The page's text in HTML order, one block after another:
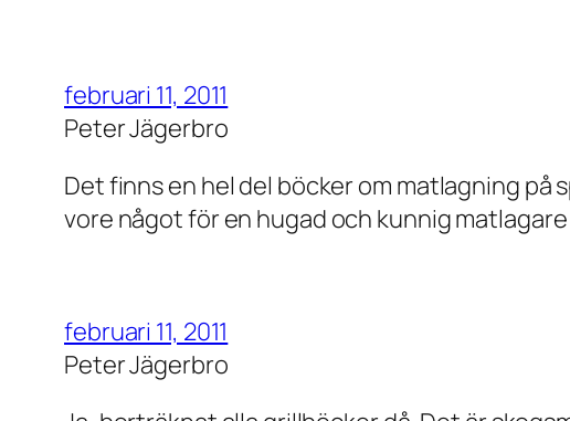
februari 11, 2011
Peter Jägerbro
Det finns en hel del böcker om matlagning på
vore något för en hugad och kunnig
februari 11, 2011
Peter Jägerbro